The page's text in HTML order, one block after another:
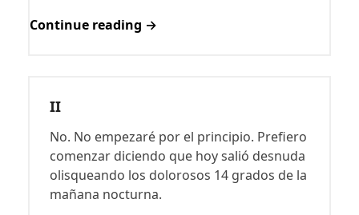
Continue reading →
II
No. No empezaré por el principio. Prefiero
comenzar diciendo que hoy salió desnuda
olisqueando los dolorosos 14 grados de la
mañana nocturna.